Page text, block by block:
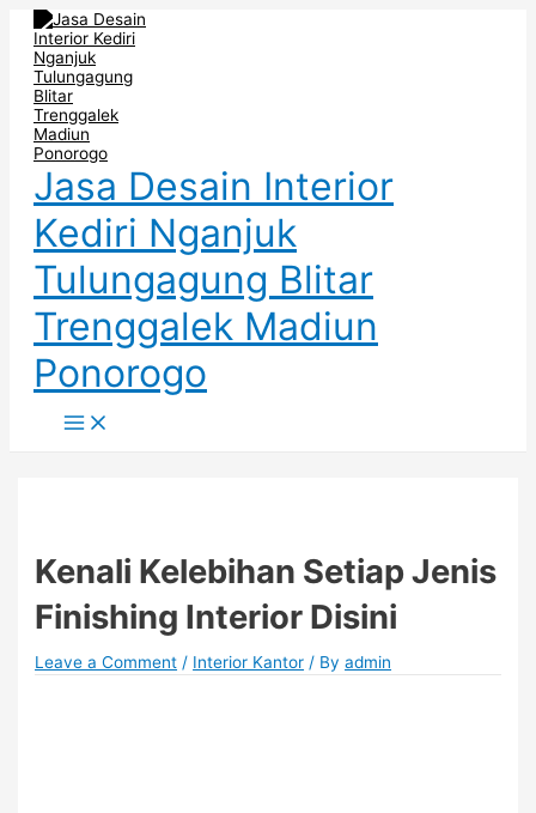
Skip
content
Jasa Desain Interior
Kediri Nganjuk
Tulungagung Blitar
Trenggalek Madiun
Ponorogo
Menu
Kenali Kelebihan Setiap Jenis
Finishing Interior Disini
Leave a Comment / Interior Kantor / Byadmin
Post
navigation